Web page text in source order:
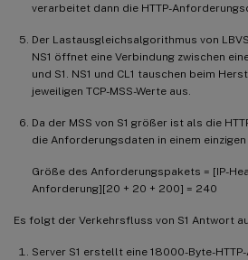
verarbeitet dann die HTTP-
Der Lastausgleichsalgorithmus von
NS1 öffnet eine Verbindung zwischen
und S1. NS1 und CL1 tauschen beim
jeweiligen TCP-MSS-Werte aus.
Da der MSS von S1 größer ist als die
die Anforderungsdaten in einem einzigen
Größe des Anforderungspakets = [IP-
Anforderung][20 + 20 + 200] = 240
Es folgt der Verkehrsfluss von S1 Antwort
Server S1 erstellt eine 18000-Byte-